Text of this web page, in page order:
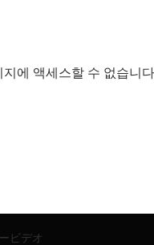
ビデオ
에 액세스할 수 없습니